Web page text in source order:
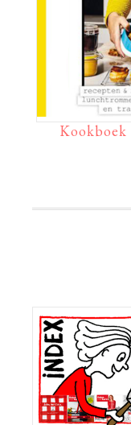
Kookboek
Sidebar